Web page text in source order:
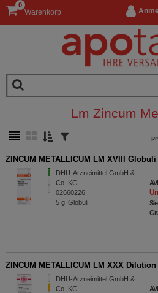
Warenkorb
0
Lm Zincum
ZINCUM METALLICUM LM XVIII Globuli
DHU-Arzneimittel GmbH &
Co. KG
02660226
5 g Globuli
ZINCUM METALLICUM LM XXX Dilution
DHU-Arzneimittel GmbH &
Co. KG